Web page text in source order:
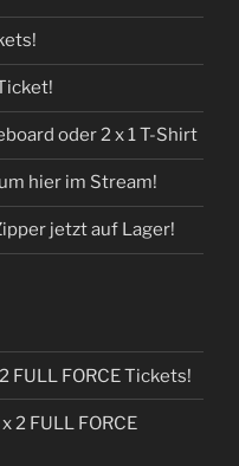
oder 2 x 1 T-Shirt
hier im Stream!
jetzt auf Lager!
FULL FORCE Tickets!
2 FULL FORCE